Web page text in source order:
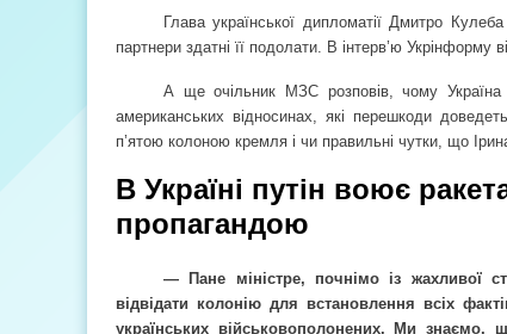
Глава української дипломатії Дмитро
партнери здатні її подолати. В інтерв’ю Укрінформу
А ще очільник МЗС розповів, чому Україна
американських відносинах, які перешкоди
п’ятою колоною кремля і чи правильні чутки, що
В Україні путін воює
пропагандою
— Пане міністре, почнімо із жахливої
відвідати колонію для встановлення всіх
українських військовополонених. Ми